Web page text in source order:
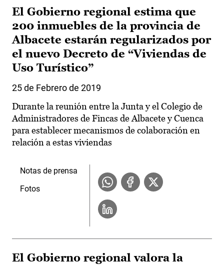
El Gobierno regional estima que
200 inmuebles de la provincia de
Albacete estarán regularizados por
el nuevo Decreto de “Viviendas de
Uso Turístico”
25 de Febrero de 2019
Durante la reunión entre la Junta y el Colegio de
Administradores de Fincas de Albacete y Cuenca
para establecer mecanismos de colaboración en
relación a estas viviendas
Notas de prensa
Fotos
El Gobierno regional valora la